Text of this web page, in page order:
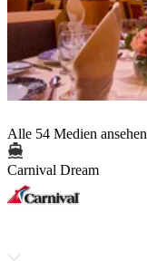
Alle 54 Medien ansehen
Carnival Dream